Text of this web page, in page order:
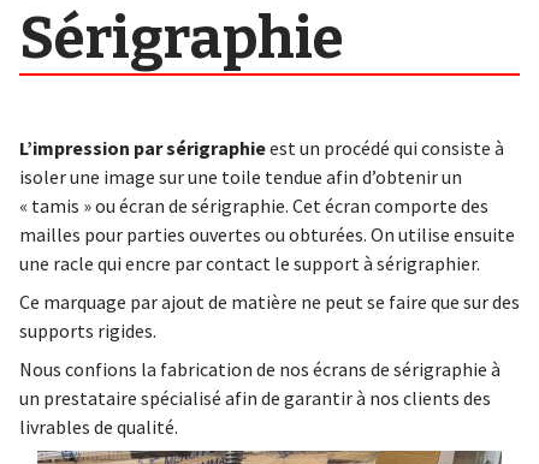
Sérigraphie
L’impression par sérigraphieest un procédé qui consiste à
isoler une image sur une toile tendue afin d’obtenir un
« tamis » ou écran de sérigraphie. Cet écran comporte des
mailles pour parties ouvertes ou obturées. On utilise ensuite
une racle qui encre par contact le support à sérigraphier.
Ce marquage par ajout de matière ne peut se faire que sur des
supports rigides.
Nous confions la fabrication de nos écrans de sérigraphie à
un prestataire spécialisé afin de garantir à nos clients des
livrables de qualité.